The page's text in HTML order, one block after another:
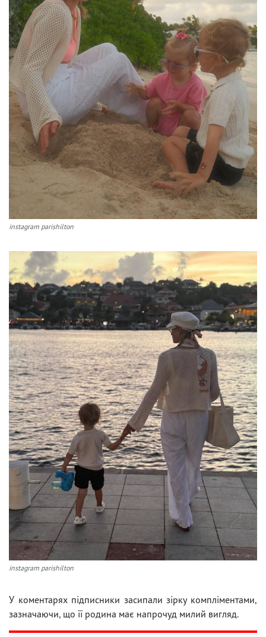
instagram parishilton
instagram parishilton
У коментарях підписники засипали зірку компліментами,
зазначаючи, що її родина має напрочуд милий вигляд.